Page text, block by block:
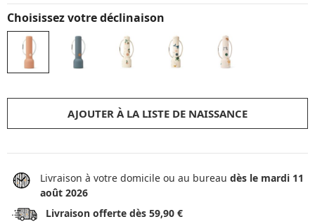
Choisissez votre déclinaison
AJOUTER À LA LISTE DE NAISSANCE
Livraison à votre domicile ou au bureau dès le mardi 11
août 2026
Livraison offerte dès 59,90 €